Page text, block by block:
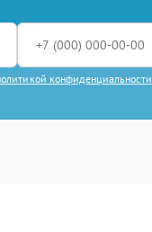
конфиденциальности